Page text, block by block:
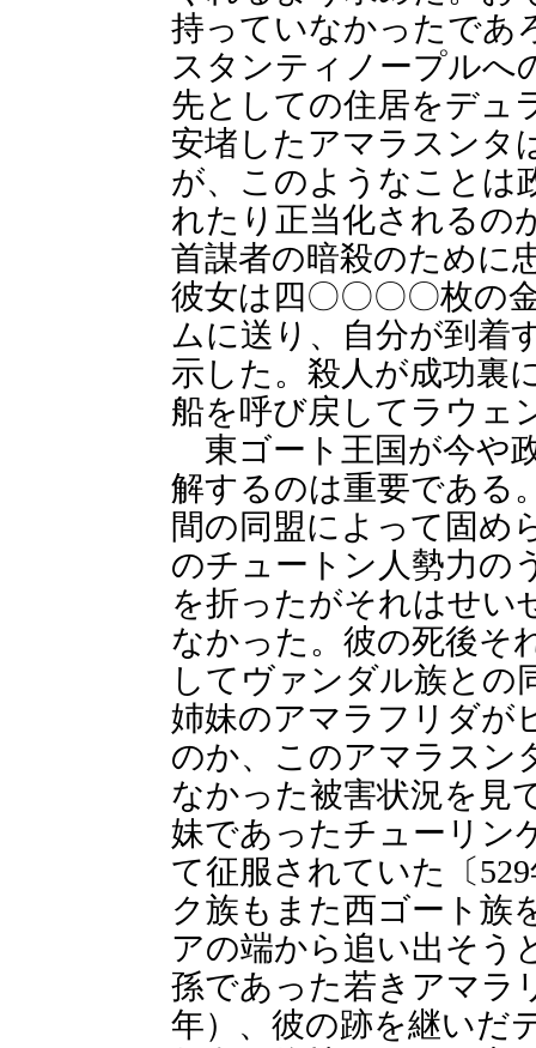
持っていなかったであ
スタンティノープルへ
先としての住居をデュ
安堵したアマラスンタ
が、このようなことは
れたり正当化されるの
首謀者の暗殺のために
彼女は四〇〇〇〇枚の
ムに送り、自分が到着
示した。殺人が成功裏
船を呼び戻してラウェ
東ゴート王国が今や
解するのは重要である
間の同盟によって固め
のチュートン人勢力の
を折ったがそれはせい
なかった。彼の死後そ
してヴァンダル族との
姉妹のアマラフリダが
のか、このアマラスン
なかった被害状況を見
妹であったチューリン
て征服されていた〔
ク族もまた西ゴート族
アの端から追い出そう
孫であった若きアマラ
年）、彼の跡を継いだ